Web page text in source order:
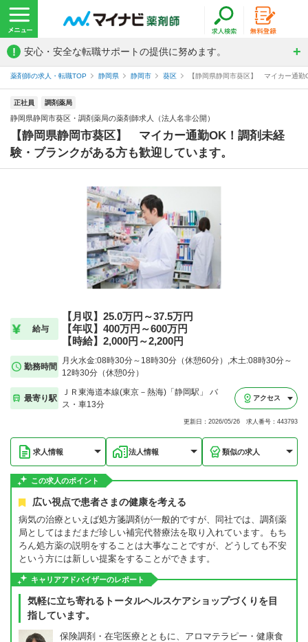
! 安心・安全な転職サポートの提供に努めます。
薬剤師の求人・転職TOP 静岡県 静岡市 葵区 【静岡県静岡市葵区】 マイカー通
正社員 調剤薬局
静岡県静岡市葵区・調剤薬局の薬剤師求人（法人名非公開）
【静岡県静岡市葵区】 マイカー通勤OK！調剤未経
験・ブランクがある方も歓迎しています。
給与
【月収】25.0万円～37.5万円
【年収】400万円～600万円
【時給】2,000円～2,200円
勤務時間
月火水金:08時30分～18時30分（休憩60分）,木土:08時30分～
12時30分（休憩0分）
最寄り駅
ＪＲ東海道本線(東京－熱海)「静岡駅」 バ
ス・車13分
アクセス
更新日：2026/05/26 求人番号：443793
求人情報 法人情報 類似の求人
この求人のポイント
広い視点で患者さまの健康を考える
病気の治療といえば処方箋調剤が一般的ですが、同社では、調剤薬
局としてはまだまだ珍しい補完代替療法を取り入れています。もち
ろん処方薬の説明をすることは大事なことですが、どうしても不安
という方には新しい提案をすることができます。
キャリアアドバイザーのレポート
気軽に立ち寄れるトータルヘルスケアショップづくりを目
指しています。
保険調剤・在宅医療とともに、アロマテラピー・健康食